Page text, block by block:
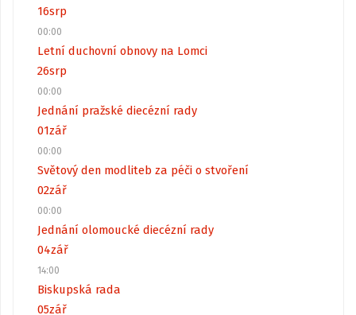
16srp
00:00
Letní duchovní obnovy na Lomci
26srp
00:00
Jednání pražské diecézní rady
01zář
00:00
Světový den modliteb za péči o stvoření
02zář
00:00
Jednání olomoucké diecézní rady
04zář
14:00
Biskupská rada
05zář